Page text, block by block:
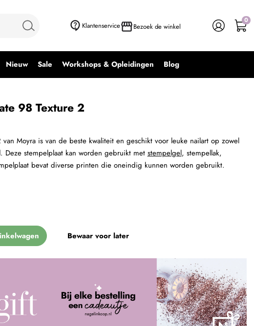
Klantenservice Bezoek de winkel
0
Nieuw Sale Workshops & Opleidingen Blog
98 Texture 2
+ In winkelwagen
Bewaar voor later
van Moyra is van de beste kwaliteit en geschikt voor leuke nailart op zowel
Deze stempelplaat kan worden gebruikt met stempelgel, stempellak,
bevat diverse printen die oneindig kunnen worden gebruikt.